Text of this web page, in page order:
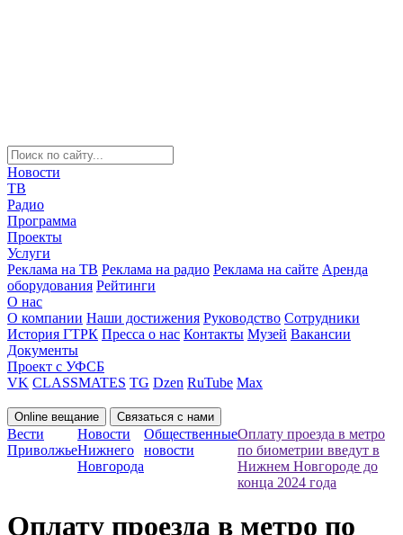
Новости
ТВ
Радио
Программа
Проекты
Услуги
Реклама на ТВ Реклама на радио Реклама на сайте Аренда
оборудования Рейтинги
О нас
О компании Наши достижения Руководство Сотрудники
История ГТРК Пресса о нас Контакты Музей Вакансии
Документы
Проект с УФСБ
VK CLASSMATES TG Dzen RuTube Max
Online вещание Связаться с нами
Вести
Приволжье
Новости
Нижнего
Новгорода
Общественные
новости
Оплату проезда в метро
по биометрии введут в
Нижнем Новгороде до
конца 2024 года
Оплату проезда в метро по